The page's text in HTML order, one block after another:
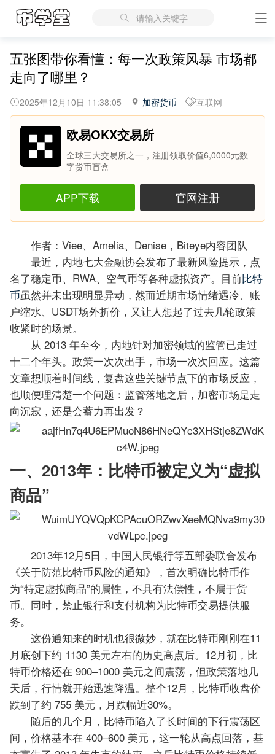
请输入关键字
五张图带你看懂：每一次政策风暴 市场都
走向了哪里？
2025年12月10日 11:38:05 加密货币 互联网
欧易OKX交易所
全球三大交易所之一，注册领取价值6,0000元数
字货币盲盒
APP下载 官网注册
作者：Viee、Amelia、Denise，Biteye内容团队
最近，内地七大金融协会发布了最新风险提示，点
名了稳定币、RWA、空气币等各种虚拟资产。目前比特
币虽然并未出现明显异动，然而近期市场情绪遇冷、账
户缩水、USDT场外折价，又让人想起了过去几轮政策
收紧时的场景。
从 2013 年至今，内地针对加密领域的监管已走过
十二个年头。政策一次次出手，市场一次次回应。这篇
文章想顺着时间线，复盘这些关键节点下的市场反应，
也顺便理清楚一个问题：监管落地之后，加密市场是走
向沉寂，还是会蓄力再出发？
一、2013年：比特币被定义为“虚拟
商品”
2013年12月5日，中国人民银行等五部委联合发布
《关于防范比特币风险的通知》，首次明确比特币作
为“特定虚拟商品”的属性，不具有法偿性，不属于货
币。同时，禁止银行和支付机构为比特币交易提供服
务。
这份通知来的时机也很微妙，就在比特币刚刚在11
月底创下约 1130 美元左右的历史高点后。12月初，比
特币价格还在 900–1000 美元之间震荡，但政策落地几
天后，行情就开始迅速降温。整个12月，比特币收盘价
跌到了约 755 美元，月跌幅近30%。
随后的几个月，比特币陷入了长时间的下行震荡区
间，价格基本在 400–600 美元，这一轮从高点回落，基